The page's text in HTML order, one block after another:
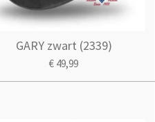
GARY zwart (2339)
€ 49,99